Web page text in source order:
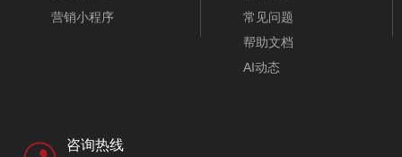
营销小程序
常见问题
帮助文档
AI动态
咨询热线